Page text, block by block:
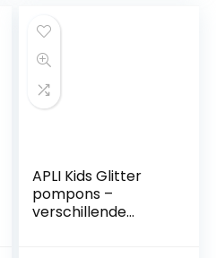
APLI Kids Glitter
pompons –
verschillende